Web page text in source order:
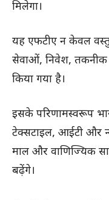
मिलेगा।
यह एफटीए न केवल
सेवाओं, निवेश, तकनीक
किया गया है।
इसके परिणामस्वरूप
टेक्सटाइल, आईटी और
माल और वाणिज्यिक
बढ़ेंगे।